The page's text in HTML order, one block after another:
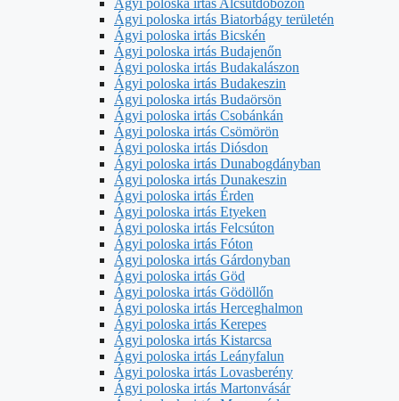
Ágyi poloska irtás Alcsútdobozon
Ágyi poloska irtás Biatorbágy területén
Ágyi poloska irtás Bicskén
Ágyi poloska irtás Budajenőn
Ágyi poloska irtás Budakalászon
Ágyi poloska irtás Budakeszin
Ágyi poloska irtás Budaörsön
Ágyi poloska irtás Csobánkán
Ágyi poloska irtás Csömörön
Ágyi poloska irtás Diósdon
Ágyi poloska irtás Dunabogdányban
Ágyi poloska irtás Dunakeszin
Ágyi poloska irtás Érden
Ágyi poloska irtás Etyeken
Ágyi poloska irtás Felcsúton
Ágyi poloska irtás Fóton
Ágyi poloska irtás Gárdonyban
Ágyi poloska irtás Göd
Ágyi poloska irtás Gödöllőn
Ágyi poloska irtás Herceghalmon
Ágyi poloska irtás Kerepes
Ágyi poloska irtás Kistarcsa
Ágyi poloska irtás Leányfalun
Ágyi poloska irtás Lovasberény
Ágyi poloska irtás Martonvásár